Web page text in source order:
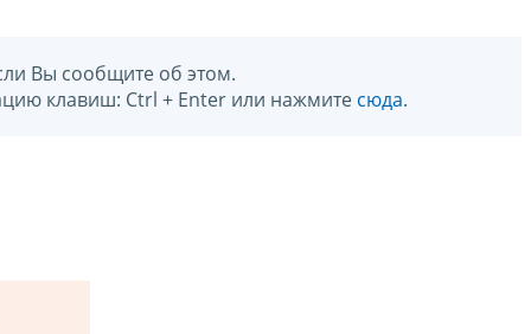
Вы сообщите об этом.
клавиш: Ctrl + Enter или нажмите сюда.